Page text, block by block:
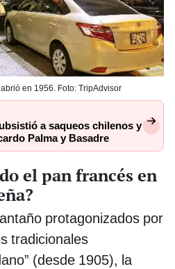
en 1956. Foto: TripAdvisor
a saqueos chilenos y
Palma y Basadre
el pan francés en
protagonizados por
tradicionales
(desde 1905), la